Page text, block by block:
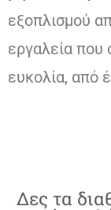
εξοπλισμού
εργαλεία που
ευκολία, από
Δες τα